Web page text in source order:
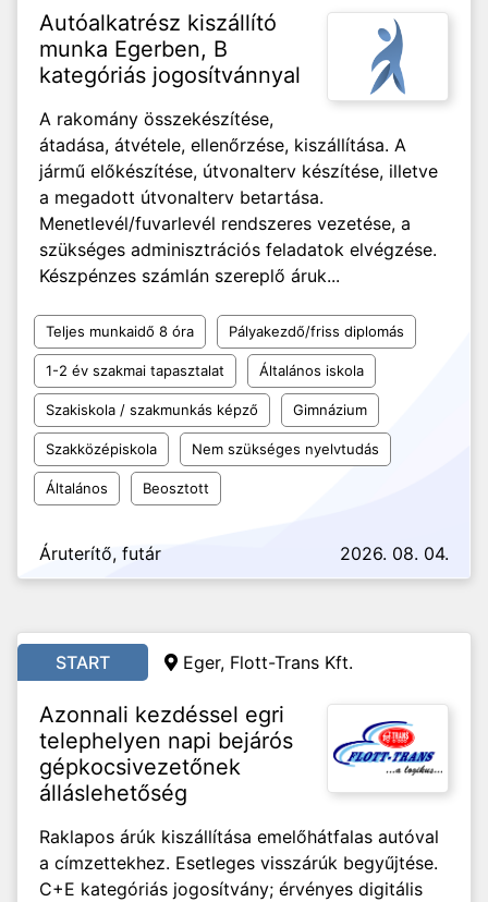
Autóalkatrész kiszállító
munka Egerben, B
kategóriás jogosítvánnyal
A rakomány összekészítése,
átadása, átvétele, ellenőrzése, kiszállítása. A
jármű előkészítése, útvonalterv készítése, illetve
a megadott útvonalterv betartása.
Menetlevél/fuvarlevél rendszeres vezetése, a
szükséges adminisztrációs feladatok elvégzése.
Készpénzes számlán szereplő áruk...
Teljes munkaidő 8 óra Pályakezdő/friss diplomás
1-2 év szakmai tapasztalat Általános iskola
Szakiskola / szakmunkás képző Gimnázium
Szakközépiskola Nem szükséges nyelvtudás
Általános Beosztott
Áruterítő, futár 2026. 08. 04.
START Eger, Flott-Trans Kft.
Azonnali kezdéssel egri
telephelyen napi bejárós
gépkocsivezetőnek
álláslehetőség
Raklapos árúk kiszállítása emelőhátfalas autóval
a címzettekhez. Esetleges visszárúk begyűjtése.
C+E kategóriás jogosítvány; érvényes digitális